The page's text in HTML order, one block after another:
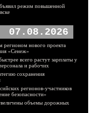
режим повышенной
07.08.2026
регионом нового проекта
«Сенеж»
всего растут зарплаты у
и рабочих
сохранения
регионов-участников
безопасности»
объемы дорожных